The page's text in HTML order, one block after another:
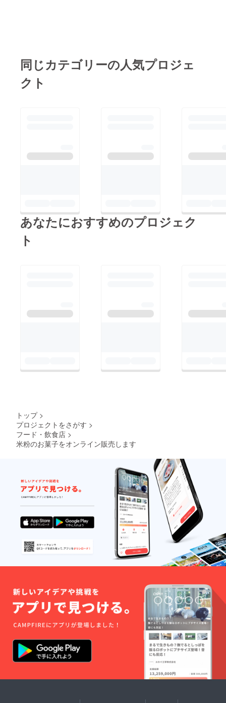
ズケーキ #お菓子作り
好きな人と繋がりたい
同じカテゴリーの人気プロジェ
クト
あなたにおすすめのプロジェク
ト
トップ >
プロジェクトをさがす >
フード・飲食店 >
米粉のお菓子をオンライン販売します